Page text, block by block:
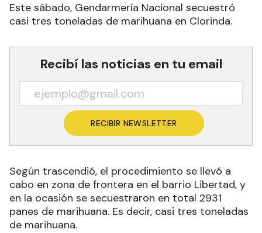
Este sábado, Gendarmería Nacional secuestró
casi tres toneladas de marihuana en Clorinda.
Recibí las noticias en tu email
RECIBIR NEWSLETTER
Según trascendió, el procedimiento se llevó a
cabo en zona de frontera en el barrio Libertad, y
en la ocasión se secuestraron en total 2931
panes de marihuana. Es decir, casi tres toneladas
de marihuana.